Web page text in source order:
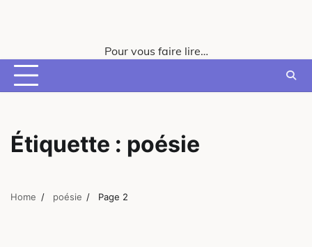
Pour vous faire lire…
Étiquette : poésie
Home poésie Page 2